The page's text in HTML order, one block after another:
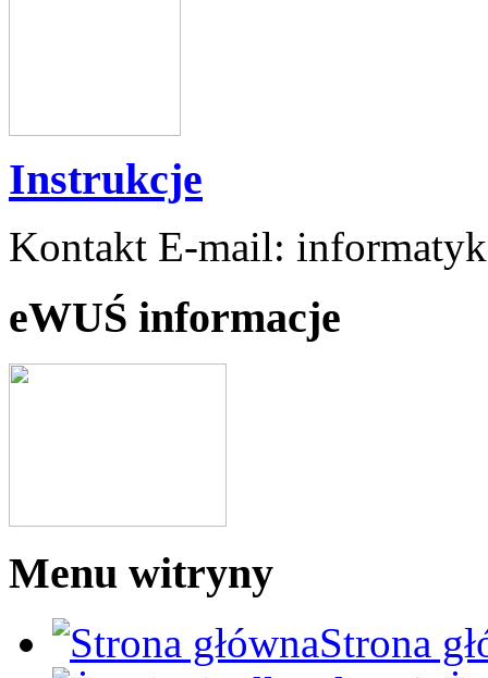
Instrukcje
Kontakt E-mail:
eWUŚ informacje
Menu witryny
Strona